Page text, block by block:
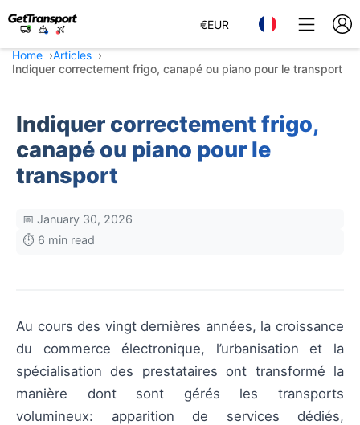
€EUR
Home
Articles
Indiquer correctement frigo, canapé ou piano pour le transport
Indiquer correctement frigo,
canapé ou piano pour le
transport
📅 January 30, 2026
⏱️ 6 min read
Au cours des vingt dernières années, la croissance
du commerce électronique, l’urbanisation et la
spécialisation des prestataires ont transformé la
manière dont sont gérés les transports
volumineux: apparition de services dédiés,